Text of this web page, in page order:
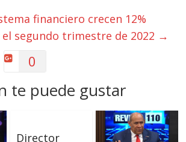
financiero crecen 12%
segundo trimestre de 2022 →
0
te puede gustar
Director